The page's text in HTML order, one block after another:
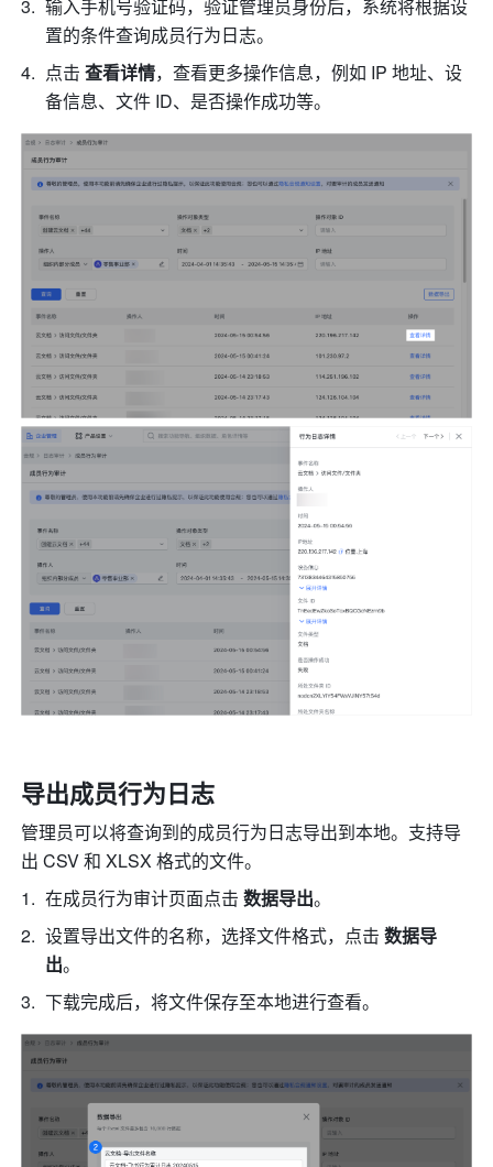
输入手机号验证码，验证管理员身份后，系统将根据设
置的条件查询成员行为日志。
点击 查看详情，查看更多操作信息，例如 IP 地址、设
备信息、文件 ID、是否操作成功等。
导出成员行为日志
管理员可以将查询到的成员行为日志导出到本地。支持导
出 CSV 和 XLSX 格式的文件。
在成员行为审计页面点击 数据导出。
设置导出文件的名称，选择文件格式，点击 数据导
出。
下载完成后，将文件保存至本地进行查看。